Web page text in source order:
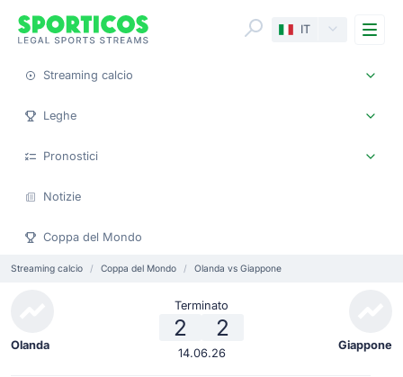
IT
Streaming calcio
Leghe
Pronostici
Notizie
Coppa del Mondo
Streaming calcio Coppa del Mondo Olanda vs Giappone
Olanda
Terminato
2 2
14.06.26
Giappone